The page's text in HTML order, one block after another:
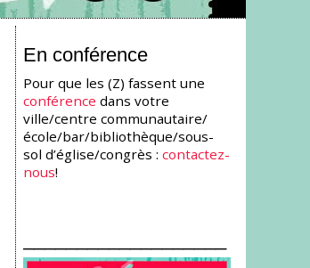
En conférence
Pour que les (Z) fassent une
conférence dans votre
ville/centre communautaire/
école/bar/bibliothèque/sous-
sol d’église/congrès :contactez-
nous!